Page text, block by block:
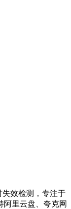
失效检测，专注于
阿里云盘、夸克网